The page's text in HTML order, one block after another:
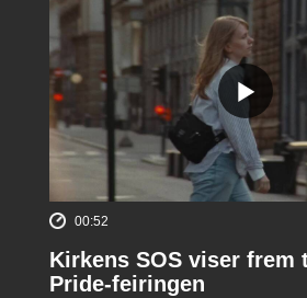
00:52
Kirkens SOS viser frem
Pride-feiringen